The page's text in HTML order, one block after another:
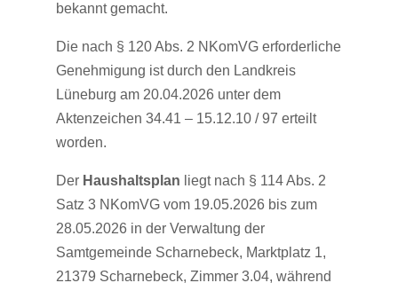
bekannt gemacht.
Die nach § 120 Abs. 2 NKomVG erforderliche
Genehmigung ist durch den Landkreis
Lüneburg am 20.04.2026 unter dem
Aktenzeichen 34.41 – 15.12.10 / 97 erteilt
worden.
Der Haushaltsplan liegt nach § 114 Abs. 2
Satz 3 NKomVG vom 19.05.2026 bis zum
28.05.2026 in der Verwaltung der
Samtgemeinde Scharnebeck, Marktplatz 1,
21379 Scharnebeck, Zimmer 3.04, während